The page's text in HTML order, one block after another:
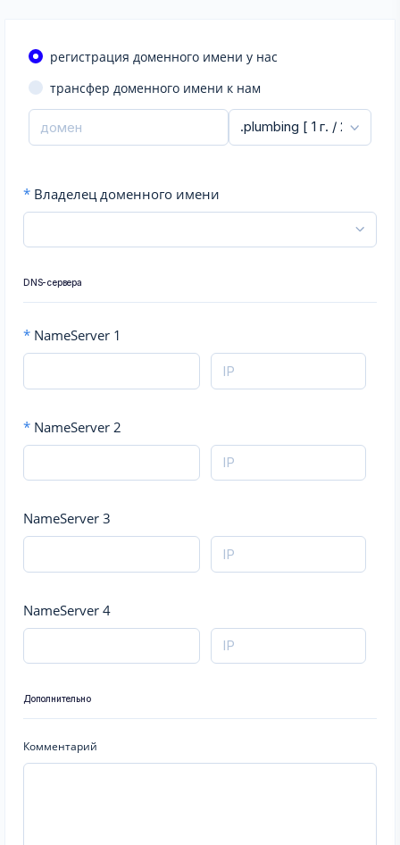
регистрация доменного имени у нас
трансфер доменного имени к нам
* Владелец доменного имени
DNS-сервера
* NameServer 1
* NameServer 2
NameServer 3
NameServer 4
Дополнительно
Комментарий